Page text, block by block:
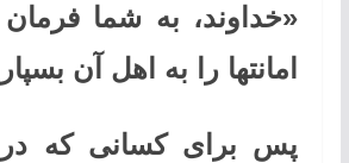
«خداوند، به شما
امانتها را به اهل آن
پس برای کسانی که در